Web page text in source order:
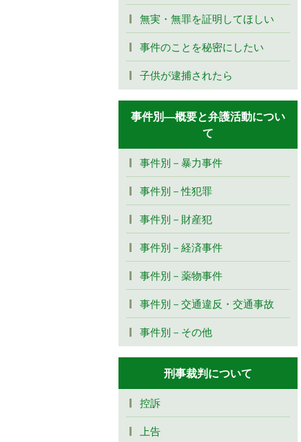
無実・無罪を証明してほしい
事件のことを秘密にしたい
子供が逮捕されたら
事件別―概要と弁護活動につい
て
事件別－暴力事件
事件別－性犯罪
事件別－財産犯
事件別－経済事件
事件別－薬物事件
事件別－交通違反・交通事故
事件別－その他
刑事裁判について
控訴
上告